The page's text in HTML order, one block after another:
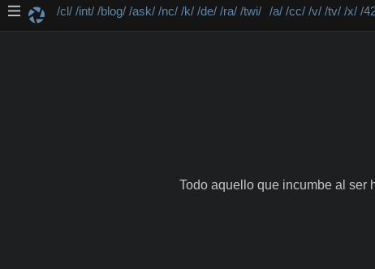
/cl/ /int/ /blog/ /ask/ /nc/ /k/ /de/ /ra/ /twi/ /a/ /cc/ /v/ /tv/ /x/ /
Todo aquello que incumbe al ser